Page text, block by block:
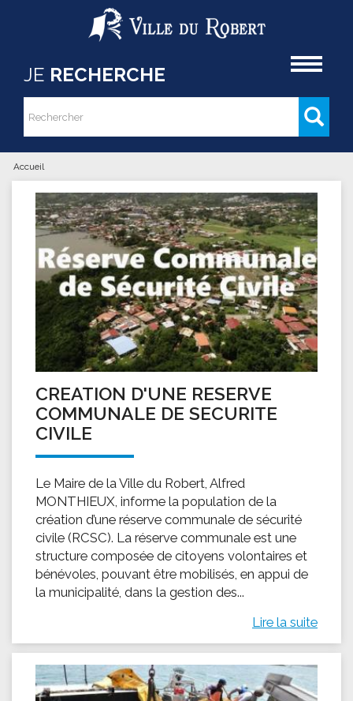
Aller au contenu principal
JE RECHERCHE
Formulaire de recherche
Rechercher
Vous êtes ici
Accueil
CREATION D'UNE RESERVE
COMMUNALE DE SECURITE
CIVILE
Le Maire de la Ville du Robert, Alfred
MONTHIEUX, informe la population de la
création d’une réserve communale de sécurité
civile (RCSC). La réserve communale est une
structure composée de citoyens volontaires et
bénévoles, pouvant être mobilisés, en appui de
la municipalité, dans la gestion des...
Lire la suite